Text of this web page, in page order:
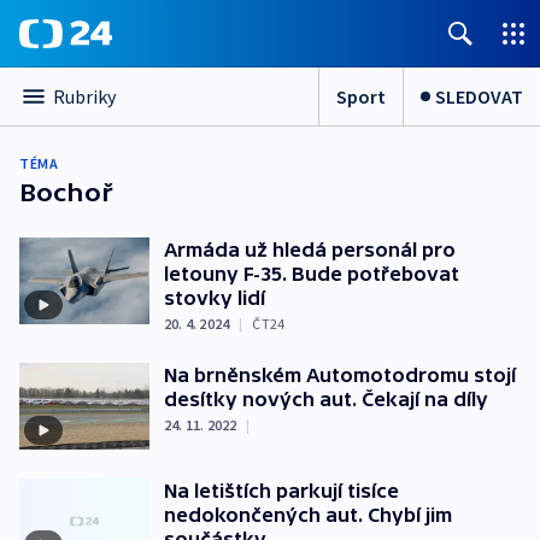
Rubriky Sport SLEDOVAT
TÉMA
Bochoř
Armáda už hledá personál pro
letouny F-35. Bude potřebovat
stovky lidí
20. 4. 2024 | ČT24
Na brněnském Automotodromu stojí
desítky nových aut. Čekají na díly
24. 11. 2022 |
Na letištích parkují tisíce
nedokončených aut. Chybí jim